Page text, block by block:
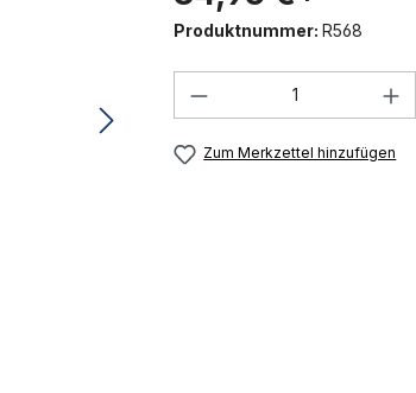
Produktnummer: R568
Produkt Anzahl:
Zum Merkzettel hinzufügen